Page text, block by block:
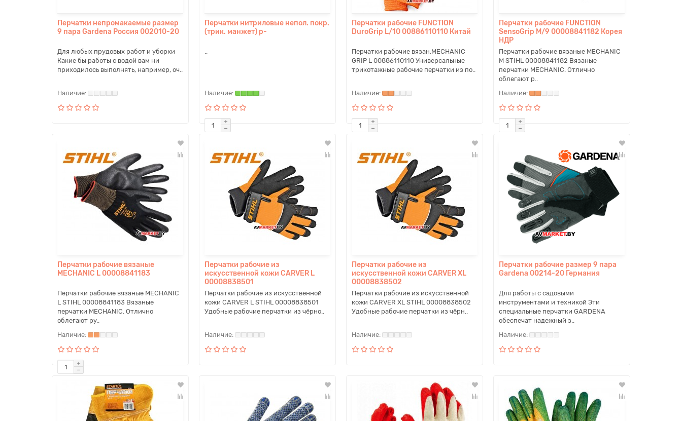
Перчатки непромакаемые размер
9 пара Gardena Россия 002010-20
Для любых прудовых работ и уборки
Какие бы работы с водой вам ни
приходилось выполнять, например, оч..
Перчатки нитриловые непол. покр.
(трик. манжет) р-
..
Перчатки рабочие FUNCTION
DuroGrip L/10 00886110110 Китай
Перчатки рабочие вязан.MECHANIC
GRIP L 00886110110 Универсальные
трикотажные рабочие перчатки из по..
Перчатки рабочие FUNCTION
SensoGrip M/9 00008841182 Корея
НДР
Перчатки рабочие вязаные MECHANIC
M STIHL 00008841182 Вязаные
перчатки MECHANIC. Отлично
облегают р..
Перчатки рабочие вязаные
MECHANIC L 00008841183
Перчатки рабочие вязаные MECHANIC
L STIHL 00008841183 Вязаные
перчатки MECHANIC. Отлично
облегают ру..
Перчатки рабочие из
искусственной кожи CARVER L
00008838501
Перчатки рабочие из искусственной
кожи CARVER L STIHL 00008838501
Удобные рабочие перчатки из чёрно..
Перчатки рабочие из
искусственной кожи CARVER XL
00008838502
Перчатки рабочие из искусственной
кожи CARVER XL STIHL 00008838502
Удобные рабочие перчатки из чёрн..
Перчатки рабочие размер 9 пара
Gardena 00214-20 Германия
Для работы с садовыми
инструментами и техникой Эти
специальные перчатки GARDENA
обеспечат надежный з..